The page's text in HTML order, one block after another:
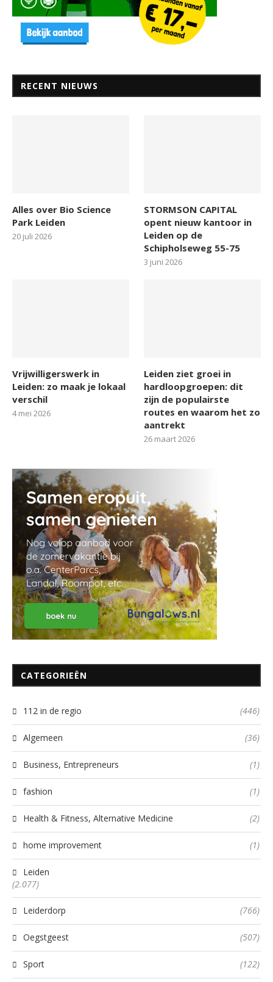
RECENT NIEUWS
Alles over Bio Science
Park Leiden
20 juli 2026
STORMSON CAPITAL
opent nieuw kantoor in
Leiden op de
Schipholseweg 55-75
3 juni 2026
Vrijwilligerswerk in
Leiden: zo maak je lokaal
verschil
4 mei 2026
Leiden ziet groei in
hardloopgroepen: dit
zijn de populairste
routes en waarom het zo
aantrekt
26 maart 2026
CATEGORIEËN
112 in de regio (446)
Algemeen (36)
Business, Entrepreneurs (1)
fashion (1)
Health & Fitness, Alternative Medicine (2)
home improvement (1)
Leiden
(2.077)
Leiderdorp (766)
Oegstgeest (507)
Sport (122)